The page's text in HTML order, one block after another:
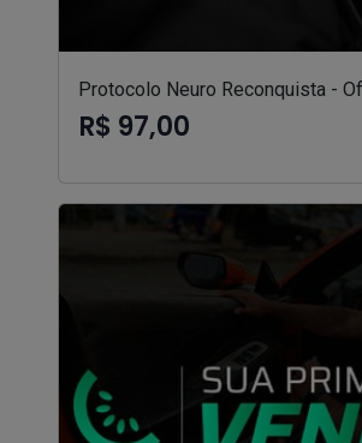
Protocolo Neuro Reconquista -
R$ 97,00